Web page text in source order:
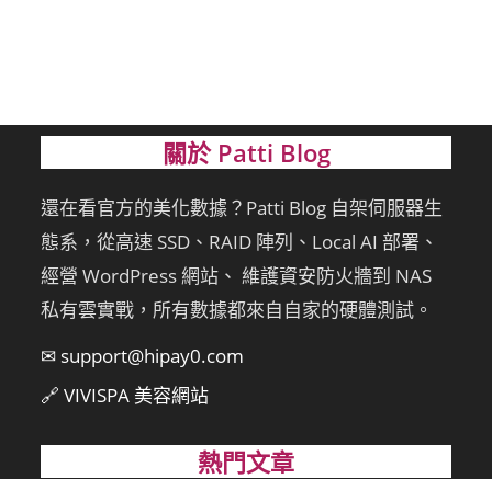
關於 Patti Blog
還在看官方的美化數據？Patti Blog 自架伺服器生
態系，從高速 SSD、RAID 陣列、Local AI 部署、
經營 WordPress 網站、 維護資安防火牆到 NAS
私有雲實戰，所有數據都來自自家的硬體測試。
✉ support@hipay0.com
🔗 VIVISPA 美容網站
熱門文章